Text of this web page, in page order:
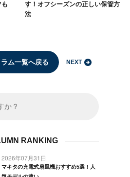
も
す！オフシーズンの正しい保管方
法
ラム一覧へ戻る NEXT
RANKING
2026年07月31日
マキタの充電式扇風機おすすめ5選！人